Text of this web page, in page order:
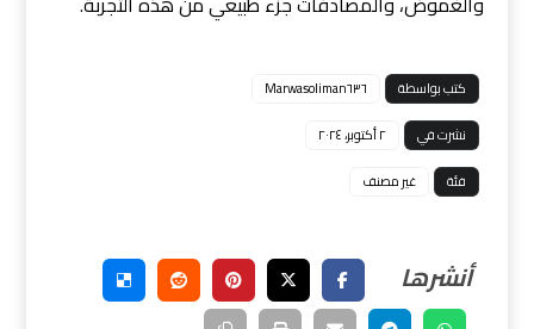
كتب بواسطة
Marwasoliman٦٣٦
نشرت في
٢ أكتوبر، ٢٠٢٤
فئة
غير مصنف